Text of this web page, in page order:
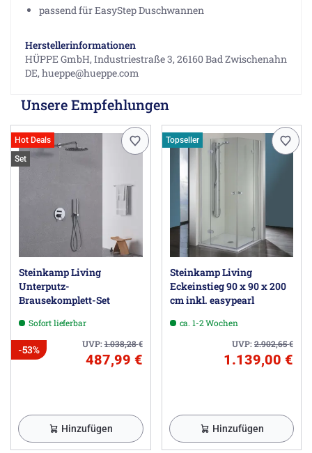
passend für EasyStep Duschwannen
Herstellerinformationen
HÜPPE GmbH, Industriestraße 3, 26160 Bad Zwischenahn
DE, hueppe@hueppe.com
Unsere Empfehlungen
Hot Deals
Set
Steinkamp Living
Unterputz-
Brausekomplett-Set
Sofort lieferbar
UVP:1.038,28€
-53%
487,99 €
Hinzufügen
Topseller
Steinkamp Living
Eckeinstieg 90 x 90 x 200
cm inkl. easypearl
ca. 1-2 Wochen
UVP:2.902,65€
1.139,00 €
Hinzufügen